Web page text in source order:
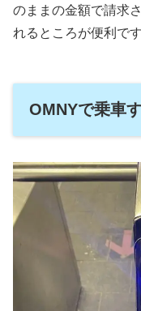
のままの金額で請求
れるところが便利です
OMNYで乗車